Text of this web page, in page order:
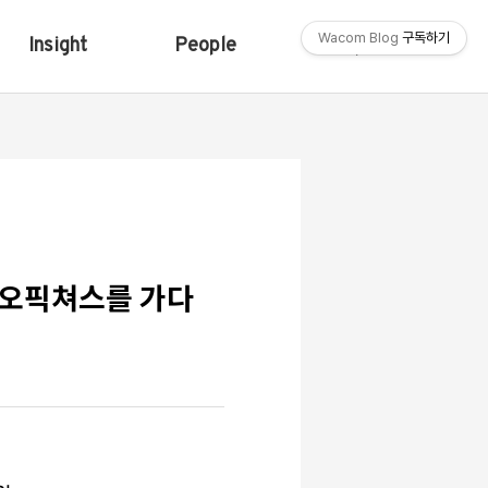
Insight People Shop
픽쳐스를 가다
Wacom Blog 구독하기